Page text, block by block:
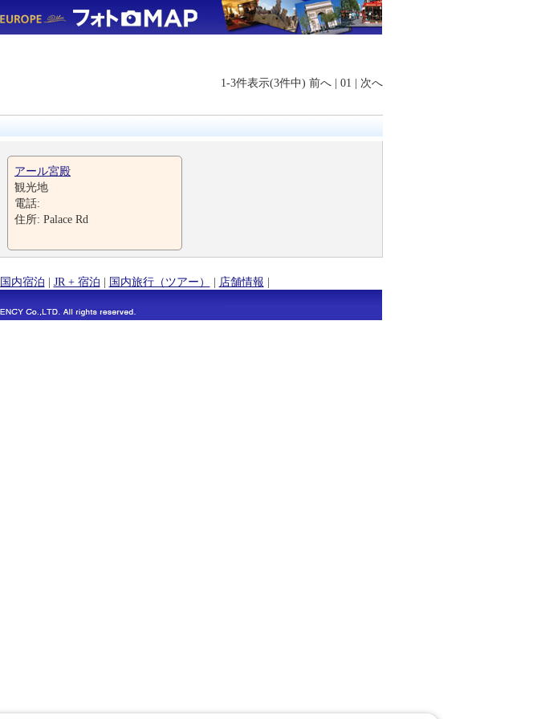
1-3件表示(3件中) 前へ | 01 | 次へ
アール宮殿
観光地
電話:
住所: Palace Rd
国内宿泊 | JR + 宿泊 | 国内旅行（ツアー） | 店舗情報 |